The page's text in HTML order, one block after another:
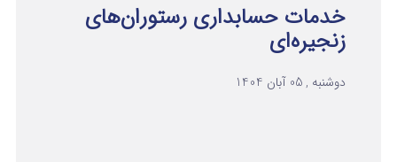
خدمات حسابداری رستوران‌های
زنجیره‌ای
دوشنبه , 05 آبان 1404